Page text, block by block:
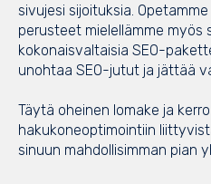
sivujesi sijoituksia.
perusteet mielellämme myös
kokonaisvaltaisia SEO-
unohtaa SEO-jutut ja jättää
Täytä oheinen lomake ja
hakukoneoptimointiin
sinuun mahdollisimman pian